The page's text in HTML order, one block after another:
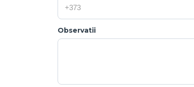
Observatii